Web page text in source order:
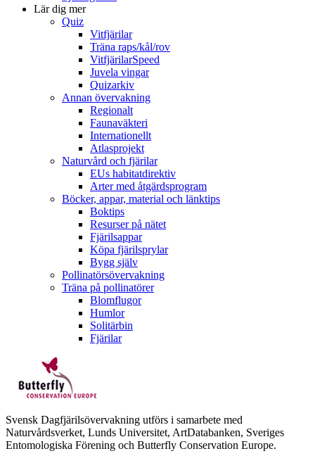
Lär dig mer
Quiz
Vitfjärilar
Träna raps/kål/rov
VitfjärilarSpeed
Juvela vingar
Quizarkiv
Annan övervakning
Regionalt
Faunaväkteri
Internationellt
Atlasprojekt
Naturvård och fjärilar
EUs habitatdirektiv
Arter med åtgärdsprogram
Böcker, appar, material och länktips
Boktips
Resurser på nätet
Fjärilsappar
Köpa fjärilsprylar
Bygg själv
Pollinatörsövervakning
Träna på pollinatörer
Blomflugor
Humlor
Solitärbin
Fjärilar
Svensk Dagfjärilsövervakning utförs i samarbete med
Naturvårdsverket, Lunds Universitet, ArtDatabanken, Sveriges
Entomologiska Förening och Butterfly Conservation Europe.